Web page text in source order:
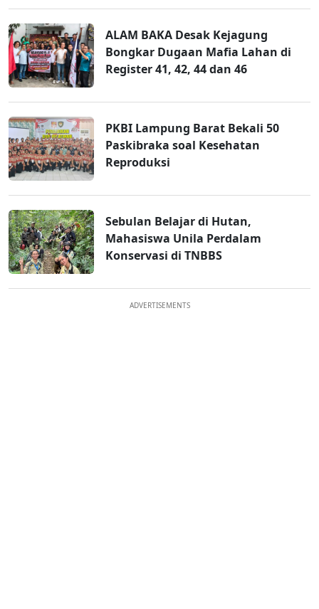
ALAM BAKA Desak Kejagung
Bongkar Dugaan Mafia Lahan di
Register 41, 42, 44 dan 46
PKBI Lampung Barat Bekali 50
Paskibraka soal Kesehatan
Reproduksi
Sebulan Belajar di Hutan,
Mahasiswa Unila Perdalam
Konservasi di TNBBS
ADVERTISEMENTS